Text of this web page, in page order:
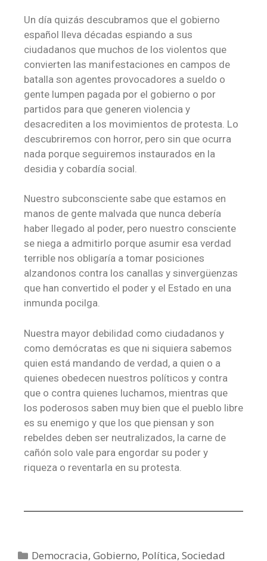
Un día quizás descubramos que el gobierno
español lleva décadas espiando a sus
ciudadanos que muchos de los violentos que
convierten las manifestaciones en campos de
batalla son agentes provocadores a sueldo o
gente lumpen pagada por el gobierno o por
partidos para que generen violencia y
desacrediten a los movimientos de protesta. Lo
descubriremos con horror, pero sin que ocurra
nada porque seguiremos instaurados en la
desidia y cobardía social.
Nuestro subconsciente sabe que estamos en
manos de gente malvada que nunca debería
haber llegado al poder, pero nuestro consciente
se niega a admitirlo porque asumir esa verdad
terrible nos obligaría a tomar posiciones
alzandonos contra los canallas y sinvergüenzas
que han convertido el poder y el Estado en una
inmunda pocilga.
Nuestra mayor debilidad como ciudadanos y
como demócratas es que ni siquiera sabemos
quien está mandando de verdad, a quien o a
quienes obedecen nuestros políticos y contra
que o contra quienes luchamos, mientras que
los poderosos saben muy bien que el pueblo libre
es su enemigo y que los que piensan y son
rebeldes deben ser neutralizados, la carne de
cañón solo vale para engordar su poder y
riqueza o reventarla en su protesta.
Democracia,Gobierno, Política,Sociedad